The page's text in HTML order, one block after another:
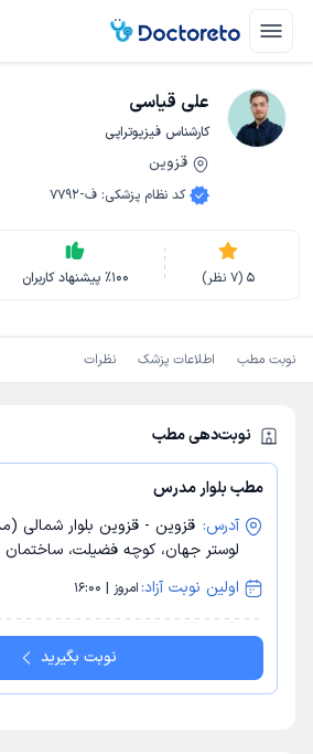
علی قیاسی
کارشناس فیزیوتراپی
قزوین
کد نظام پزشکی: ف-7792
5
(
7 نظر) ٪100 پیشنهاد کاربران
نوبت مطب اطلاعات پزشک نظرات
نوبت‌دهی مطب
مطب بلوار مدرس
آدرس: قزوین - قزوین بلوار شمالی
لوستر جهان، کوچه فضیلت،
اولین نوبت آزاد: امروز | 16:00
نوبت بگیرید